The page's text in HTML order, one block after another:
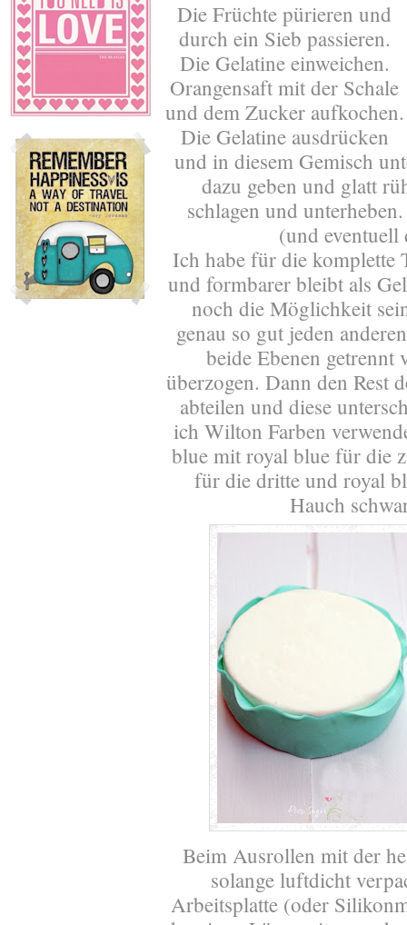
Die Früchte pürieren und
durch ein Sieb passieren.
Die Gelatine einweichen.
Orangensaft mit der Schale
und dem Zucker aufkochen.
Die Gelatine ausdrücken
und in diesem Gemisch
dazu geben und glatt
schlagen und
(und
Ich habe für die komplette
und formbarer bleibt als
noch die Möglichkeit
genau so gut jeden
beide Ebenen
überzogen. Dann den Rest
abteilen und diese
ich Wilton Farben
blue mit royal blue für die
für die dritte und royal
Hauch
Beim Ausrollen mit der
solange luftdicht
Arbeitsplatte (oder